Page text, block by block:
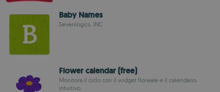
Baby Names
Sevenlogics, INC
Flower calendar (free)
Monitora il ciclo con il widget floreale e il calendario
intuitivo